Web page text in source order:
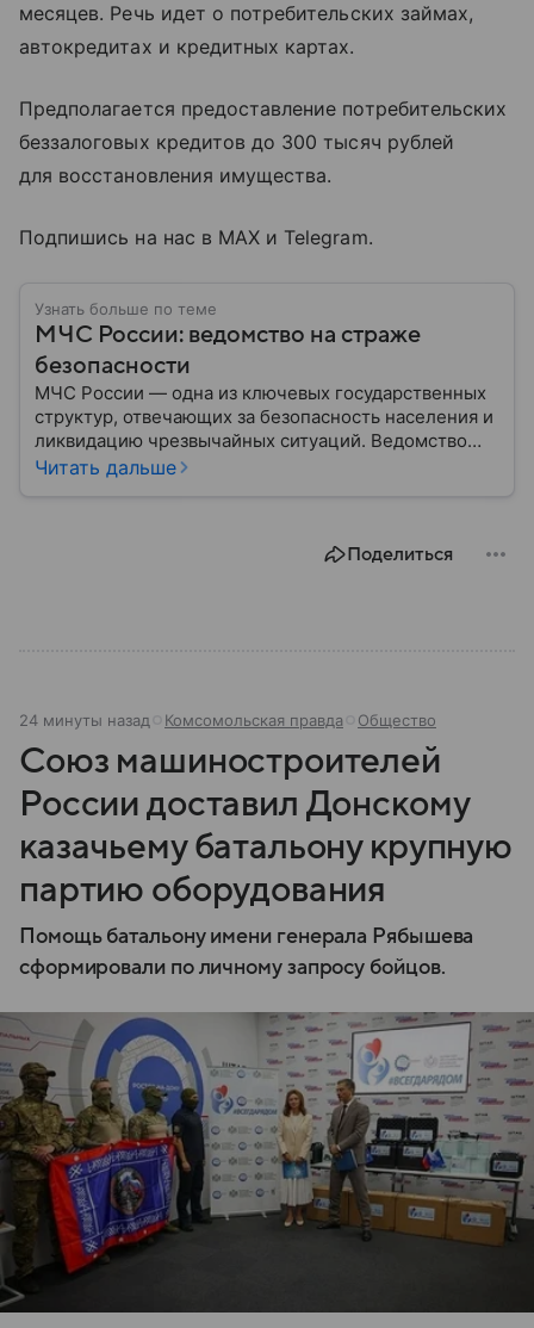
месяцев. Речь идет о потребительских займах,
автокредитах и кредитных картах.
Предполагается предоставление потребительских
беззалоговых кредитов до 300 тысяч рублей
для восстановления имущества.
Подпишись на нас в MAX и Telegram.
Узнать больше по теме
МЧС России: ведомство на страже
безопасности
МЧС России — одна из ключевых государственных
структур, отвечающих за безопасность населения и
ликвидацию чрезвычайных ситуаций. Ведомство
играет важную роль в защите граждан от
задачи выполняет и какую роль играет в
Читать дальше
Поделиться
24 минуты назад Комсомольская правда Общество
Союз машиностроителей
России доставил Донскому
казачьему батальону крупную
партию оборудования
Помощь батальону имени генерала Рябышева
сформировали по личному запросу бойцов.